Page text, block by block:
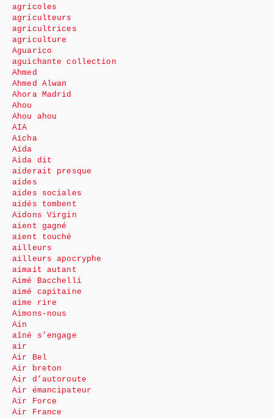
agricoles
agriculteurs
agricultrices
agriculture
Aguarico
aguichante collection
Ahmed
Ahmed Alwan
Ahora Madrid
Ahou
Ahou ahou
AIA
Aïcha
Aida
Aida dit
aiderait presque
aides
aides sociales
aidés tombent
Aidons Virgin
aient gagné
aient touché
ailleurs
ailleurs apocryphe
aimait autant
Aimé Bacchelli
aimé capitaine
aime rire
Aimons-nous
Ain
aîné s’engage
air
Air Bel
Air breton
Air d’autoroute
Air émancipateur
Air Force
Air France